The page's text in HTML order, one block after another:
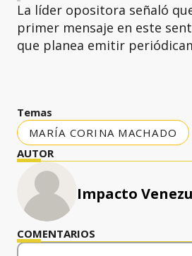
La líder opositora señaló
primer mensaje en este
que planea emitir
Temas
MARÍA CORINA MACHADO
AUTOR
Impacto
COMENTARIOS